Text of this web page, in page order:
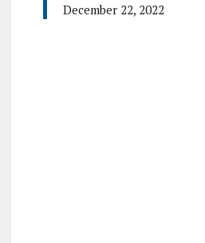
December 22, 2022